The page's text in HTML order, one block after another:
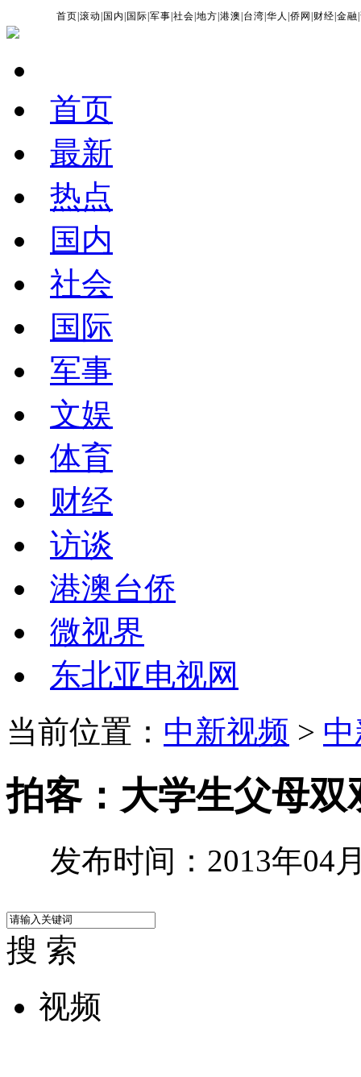
首页 |滚动 国内 国际 |军事 |社会 |地方 |港澳 台湾 |华人 |侨网 财经 |金融 |
首页
最新
热点
国内
社会
国际
军事
文娱
体育
财经
访谈
港澳台侨
微视界
东北亚电视网
当前位置： 中新视频 >
拍客：大学生父母
发布时间：2013年04
搜 索
视频